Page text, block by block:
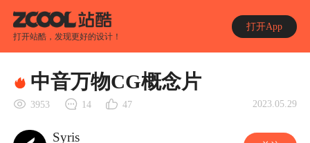
打开站酷，发现更好的设计！
打开App
中音万物CG概念片
3953 14 47 2023.05.29
Syris